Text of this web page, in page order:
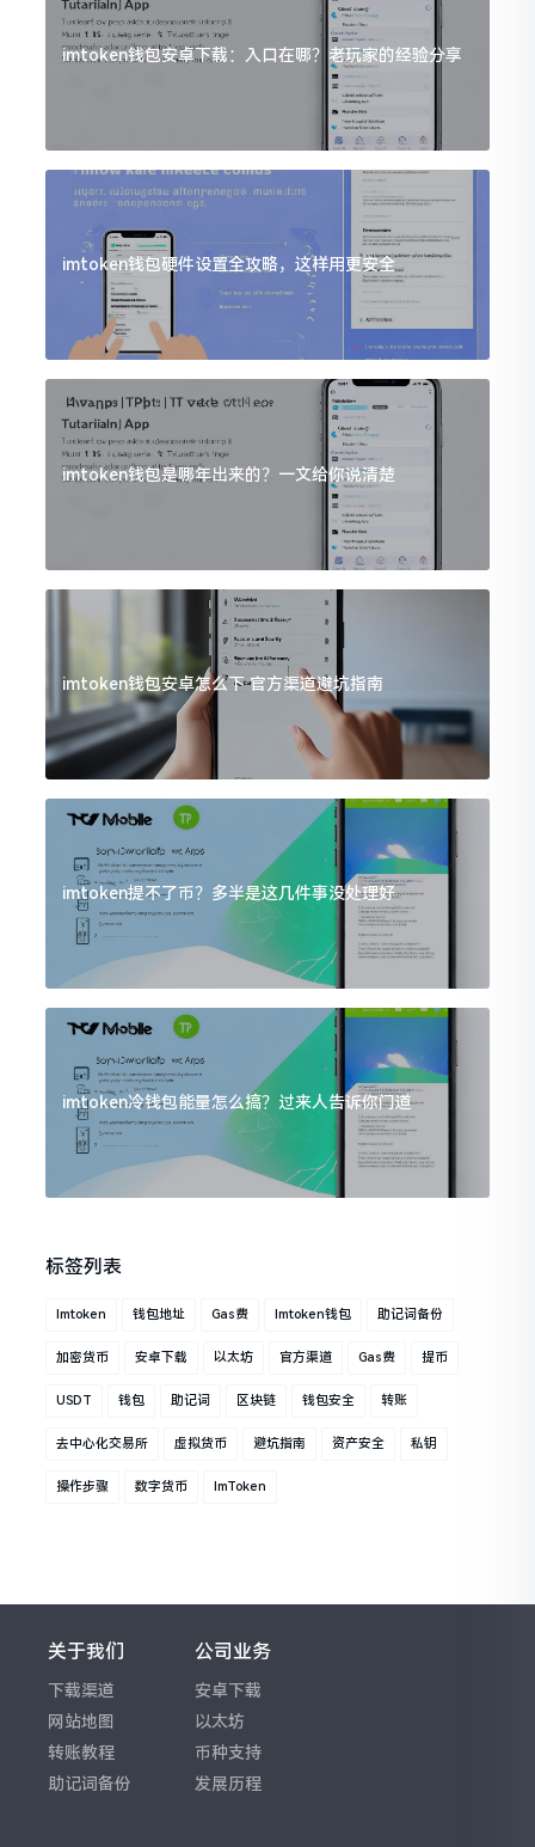
imtoken钱包安卓下载：入口在哪？老玩家的经验分享
imtoken钱包硬件设置全攻略，这样用更安全
imtoken钱包是哪年出来的？一文给你说清楚
imtoken钱包安卓怎么下 官方渠道避坑指南
imtoken提不了币？多半是这几件事没处理好
imtoken冷钱包能量怎么搞？过来人告诉你门道
标签列表
Imtoken 钱包地址 Gas费 Imtoken钱包 助记词备份
加密货币 安卓下载 以太坊 官方渠道 Gas费 提币
USDT 钱包 助记词 区块链 钱包安全 转账
去中心化交易所 虚拟货币 避坑指南 资产安全 私钥
操作步骤 数字货币 ImToken
关于我们
下载渠道
网站地图
转账教程
助记词备份
公司业务
安卓下载
以太坊
币种支持
发展历程